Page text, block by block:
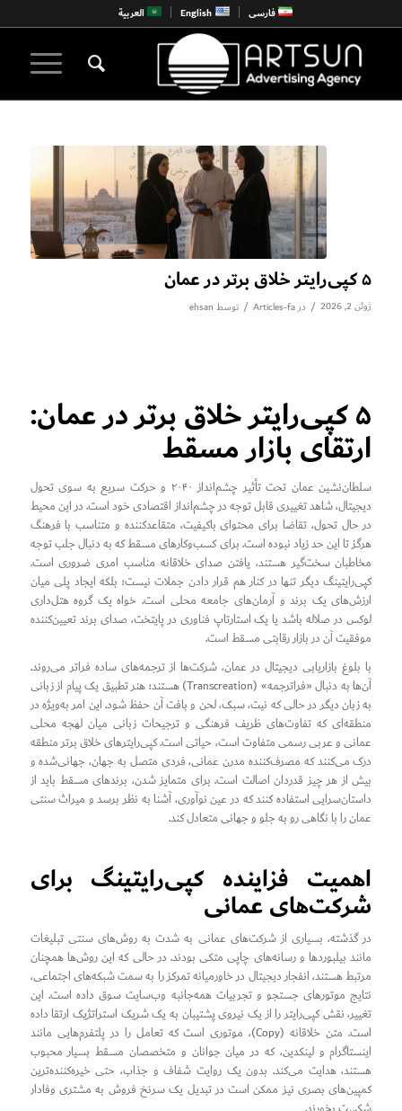
فارسی English العربية
۵ کپی‌رایتر خلاق برتر در عمان
ژوئن 2, 2026 / درArticles-fa
/ توسط ehsan
۵ کپی‌رایتر خلاق برتر در عمان:
ارتقای بازار مسقط
سلطان‌نشین عمان تحت تأثیر چشم‌انداز ۲۰۴۰ و حرکت سریع به سوی تحول
دیجیتال، شاهد تغییری قابل توجه در چشم‌انداز اقتصادی خود است. در این محیط
در حال تحول، تقاضا برای محتوای باکیفیت، متقاعدکننده و متناسب با فرهنگ
هرگز تا این حد زیاد نبوده است. برای کسب‌وکارهای مسقط که به دنبال جلب توجه
مخاطبان سخت‌گیر هستند، یافتن صدای خلاقانه مناسب امری ضروری است.
کپی‌رایتینگ دیگر تنها در کنار هم قرار دادن جملات نیست؛ بلکه ایجاد پلی میان
ارزش‌های یک برند و آرمان‌های جامعه محلی است. خواه یک گروه هتل‌داری
لوکس در صلاله باشد یا یک استارتاپ فناوری در پایتخت، صدای برند تعیین‌کننده
موفقیت آن در بازار رقابتی مسقط است.
با بلوغ بازاریابی دیجیتال در عمان، شرکت‌ها از ترجمه‌های ساده فراتر می‌روند.
آن‌ها به دنبال «فراترجمه» (Transcreation) هستند؛ هنر تطبیق یک پیام از زبانی
به زبان دیگر در حالی که نیت، سبک، لحن و بافت آن حفظ شود. این امر به‌ویژه در
منطقه‌ای که تفاوت‌های ظریف فرهنگی و ترجیحات زبانی میان لهجه محلی
عمانی و عربی رسمی متفاوت است، حیاتی است. کپی‌رایترهای خلاق برتر منطقه
درک می‌کنند که مصرف‌کننده مدرن عمانی، فردی متصل به جهان، جهانی‌شده و
بیش از هر چیز قدردان اصالت است. برای متمایز شدن، برندهای مسقط باید از
داستان‌سرایی استفاده کنند که در عین نوآوری، آشنا به نظر برسد و میراث سنتی
عمان را با نگاهی رو به جلو و جهانی متعادل کند.
اهمیت فزاینده کپی‌رایتینگ برای
شرکت‌های عمانی
در گذشته، بسیاری از شرکت‌های عمانی به شدت به روش‌های سنتی تبلیغات
مانند بیلبوردها و رسانه‌های چاپی متکی بودند. در حالی که این روش‌ها همچنان
مرتبط هستند، انفجار دیجیتال در خاورمیانه تمرکز را به سمت شبکه‌های اجتماعی،
نتایج موتورهای جستجو و تجربیات همه‌جانبه وب‌سایت سوق داده است. این
تغییر، نقش کپی‌رایتر را از یک نیروی پشتیبان به یک شریک استراتژیک ارتقا داده
است. متن خلاقانه (Copy)، موتوری است که تعامل را در پلتفرم‌هایی مانند
اینستاگرام و لینکدین، که در میان جوانان و متخصصان مسقط بسیار محبوب
هستند، هدایت می‌کند. بدون یک روایت شفاف و جذاب، حتی خیره‌کننده‌ترین
کمپین‌های بصری نیز ممکن است در تبدیل یک سرنخ فروش به مشتری وفادار